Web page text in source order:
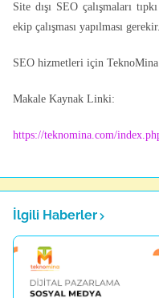
Site dışı SEO çalışmaları
ekip çalışması yapılması gerekir.
SEO hizmetleri için
Makale Kaynak Linki:
https://teknomina.com/
İlgili Haberler